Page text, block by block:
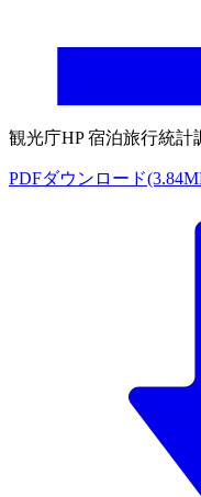
観光庁HP 宿泊旅行統計
PDFダウンロード